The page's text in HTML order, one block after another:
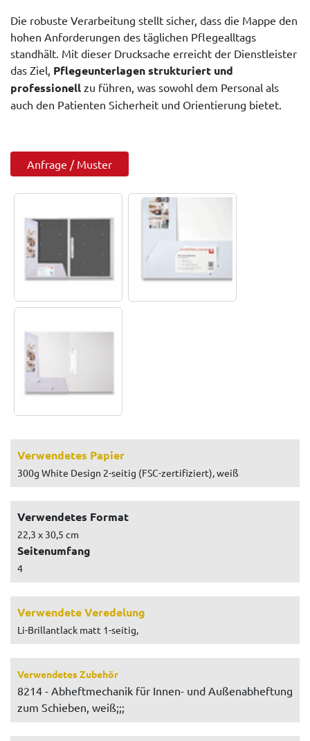
Die robuste Verarbeitung stellt sicher, dass die Mappe den
hohen Anforderungen des täglichen Pflegealltags
standhält. Mit dieser Drucksache erreicht der Dienstleister
das Ziel, Pflegeunterlagen strukturiert und
professionell zu führen, was sowohl dem Personal als
auch den Patienten Sicherheit und Orientierung bietet.
Anfrage / Muster
Verwendetes Papier
300g White Design 2-seitig (FSC-zertifiziert), weiß
Verwendetes Format
22,3 x 30,5 cm
Seitenumfang
4
Verwendete Veredelung
Li-Brillantlack matt 1-seitig,
Verwendetes Zubehör
8214 - Abheftmechanik für Innen- und Außenabheftung
zum Schieben, weiß;;;